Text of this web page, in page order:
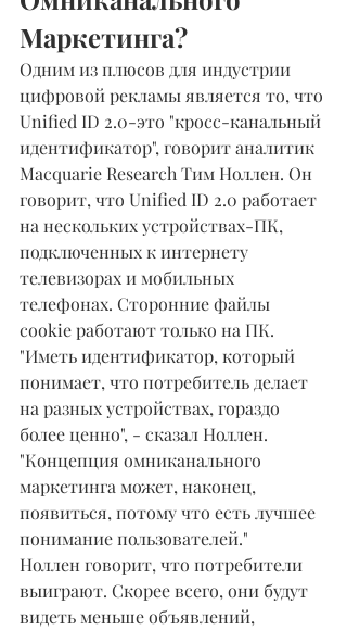
Маркетинга?
Одним из плюсов для индустрии
цифровой рекламы является то, что
Unified ID 2.0-это "кросс-канальный
идентификатор", говорит аналитик
Macquarie Research Тим Ноллен. Он
говорит, что Unified ID 2.0 работает
на нескольких устройствах-ПК,
подключенных к интернету
телевизорах и мобильных
телефонах. Сторонние файлы
cookie работают только на ПК.
"Иметь идентификатор, который
понимает, что потребитель делает
на разных устройствах, гораздо
более ценно", - сказал Ноллен.
"Концепция омниканального
маркетинга может, наконец,
появиться, потому что есть лучшее
понимание пользователей."
Ноллен говорит, что потребители
выиграют. Скорее всего, они будут
видеть меньше объявлений,